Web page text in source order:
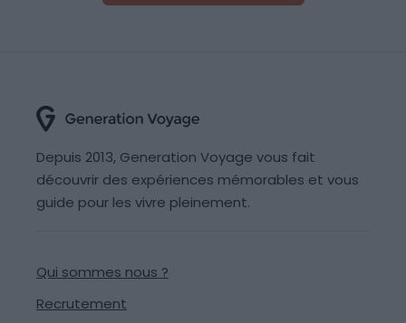
Depuis 2013, Generation Voyage vous fait
découvrir des expériences mémorables et vous
guide pour les vivre pleinement.
Qui sommes nous ?
Recrutement